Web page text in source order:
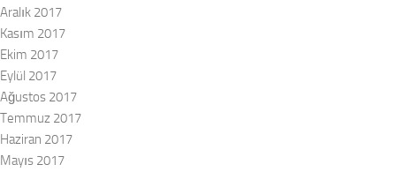
Aralık 2017
Kasım 2017
Ekim 2017
Eylül 2017
Ağustos 2017
Temmuz 2017
Haziran 2017
Mayıs 2017